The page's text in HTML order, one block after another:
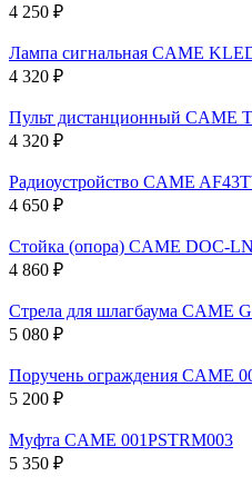
4 250 ₽
Лампа сигнальная CAME
4 320 ₽
Пульт дистанционный CAME
4 320 ₽
Радиоустройство CAME
4 650 ₽
Стойка (опора) CAME DOC-LN
4 860 ₽
Стрела для шлагбаума CAME
5 080 ₽
Поручень ограждения CAME
5 200 ₽
Муфта CAME 001PSTRM003
5 350 ₽